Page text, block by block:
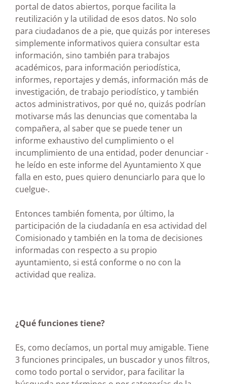
portal de datos abiertos, porque facilita la
reutilización y la utilidad de esos datos. No solo
para ciudadanos de a pie, que quizás por intereses
simplemente informativos quiera consultar esta
información, sino también para trabajos
académicos, para información periodística,
informes, reportajes y demás, información más de
investigación, de trabajo periodístico, y también
actos administrativos, por qué no, quizás podrían
motivarse más las denuncias que comentaba la
compañera, al saber que se puede tener un
informe exhaustivo del cumplimiento o el
incumplimiento de una entidad, poder denunciar -
he leído en este informe del Ayuntamiento X que
falla en esto, pues quiero denunciarlo para que lo
cuelgue-.
Entonces también fomenta, por último, la
participación de la ciudadanía en esa actividad del
Comisionado y también en la toma de decisiones
informadas con respecto a su propio
ayuntamiento, si está conforme o no con la
actividad que realiza.
¿Qué funciones tiene?
Es, como decíamos, un portal muy amigable. Tiene
3 funciones principales, un buscador y unos filtros,
como todo portal o servidor, para facilitar la